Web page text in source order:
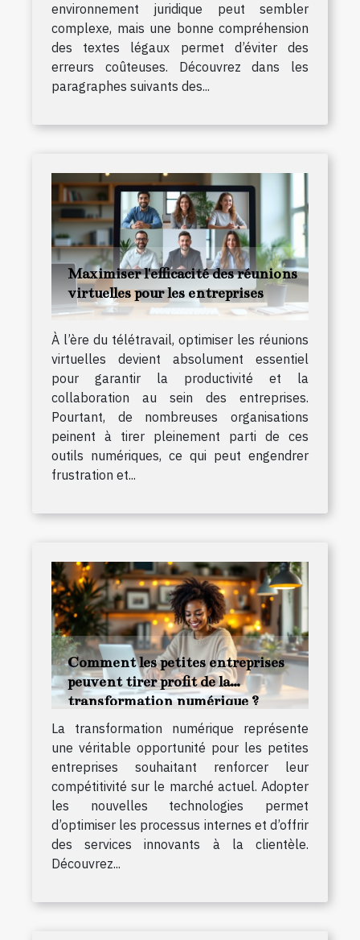
environnement juridique peut sembler
complexe, mais une bonne compréhension
des textes légaux permet d’éviter des
erreurs coûteuses. Découvrez dans les
paragraphes suivants des...
Maximiser l'efficacité des réunions
virtuelles pour les entreprises
À l’ère du télétravail, optimiser les réunions
virtuelles devient absolument essentiel
pour garantir la productivité et la
collaboration au sein des entreprises.
Pourtant, de nombreuses organisations
peinent à tirer pleinement parti de ces
outils numériques, ce qui peut engendrer
frustration et...
Comment les petites entreprises
peuvent tirer profit de la
transformation numérique ?
La transformation numérique représente
une véritable opportunité pour les petites
entreprises souhaitant renforcer leur
compétitivité sur le marché actuel. Adopter
les nouvelles technologies permet
d’optimiser les processus internes et d’offrir
des services innovants à la clientèle.
Découvrez...